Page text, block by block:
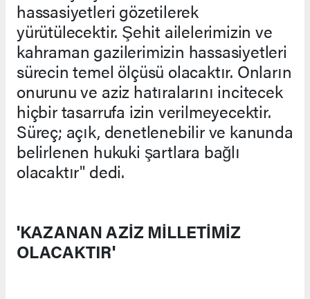
hassasiyetleri gözetilerek
yürütülecektir. Şehit ailelerimizin ve
kahraman gazilerimizin hassasiyetleri
sürecin temel ölçüsü olacaktır. Onların
onurunu ve aziz hatıralarını incitecek
hiçbir tasarrufa izin verilmeyecektir.
Süreç; açık, denetlenebilir ve kanunda
belirlenen hukuki şartlara bağlı
olacaktır" dedi.
'KAZANAN AZİZ MİLLETİMİZ
OLACAKTIR'